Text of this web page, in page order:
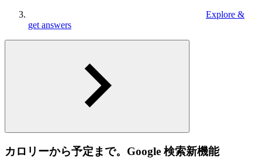
Explore &
get answers
カロリーから予定まで。Google 検索新機能